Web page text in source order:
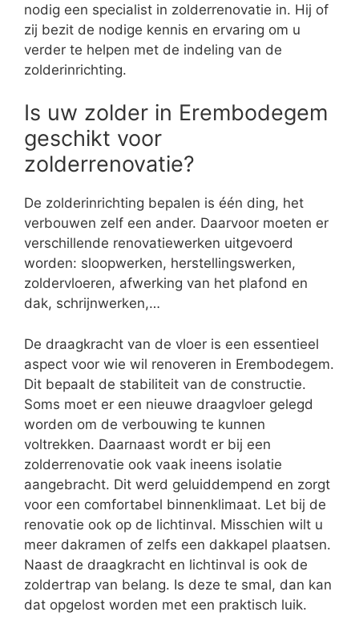
nodig een specialist in zolderrenovatie in. Hij of
zij bezit de nodige kennis en ervaring om u
verder te helpen met de indeling van de
zolderinrichting.
Is uw zolder in Erembodegem
geschikt voor
zolderrenovatie?
De zolderinrichting bepalen is één ding, het
verbouwen zelf een ander. Daarvoor moeten er
verschillende renovatiewerken uitgevoerd
worden: sloopwerken, herstellingswerken,
zoldervloeren, afwerking van het plafond en
dak, schrijnwerken,…
De draagkracht van de vloer is een essentieel
aspect voor wie wil renoveren in Erembodegem.
Dit bepaalt de stabiliteit van de constructie.
Soms moet er een nieuwe draagvloer gelegd
worden om de verbouwing te kunnen
voltrekken. Daarnaast wordt er bij een
zolderrenovatie ook vaak ineens isolatie
aangebracht. Dit werd geluiddempend en zorgt
voor een comfortabel binnenklimaat. Let bij de
renovatie ook op de lichtinval. Misschien wilt u
meer dakramen of zelfs een dakkapel plaatsen.
Naast de draagkracht en lichtinval is ook de
zoldertrap van belang. Is deze te smal, dan kan
dat opgelost worden met een praktisch luik.